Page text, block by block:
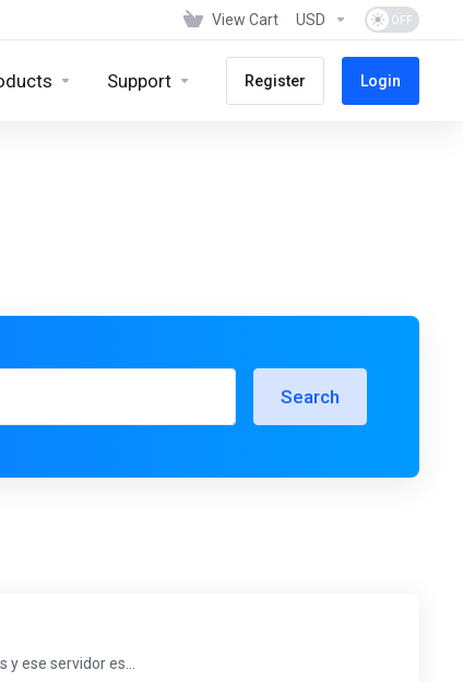
View Cart USD
Support Register Login
Search
ese servidor es...